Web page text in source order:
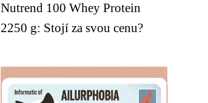
Nutrend 100 Whey Protein
2250 g: Stojí za svou cenu?